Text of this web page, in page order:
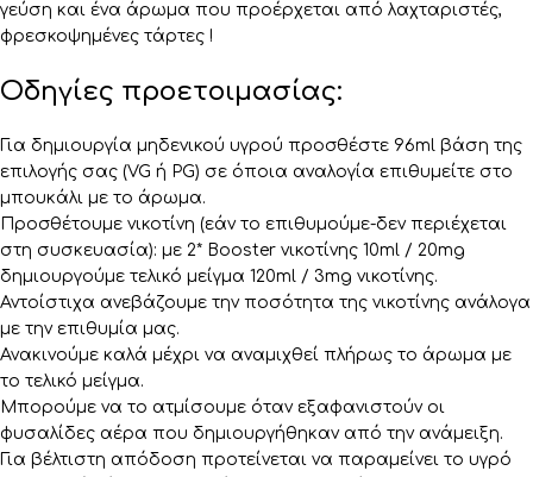
γεύση και ένα άρωμα που προέρχεται από λαχταριστές,
φρεσκοψημένες τάρτες !
Οδηγίες προετοιμασίας:
Για δημιουργία μηδενικού υγρού προσθέστε 96ml βάση της
επιλογής σας (VG ή PG) σε όποια αναλογία επιθυμείτε στο
μπουκάλι με το άρωμα.
Προσθέτουμε νικοτίνη (εάν το επιθυμούμε-δεν περιέχεται
στη συσκευασία): με 2* Booster νικοτίνης 10ml / 20mg
δημιουργούμε τελικό μείγμα 120ml / 3mg νικοτίνης.
Αντοίστιχα ανεβάζουμε την ποσότητα της νικοτίνης ανάλογα
με την επιθυμία μας.
Ανακινούμε καλά μέχρι να αναμιχθεί πλήρως το άρωμα με
το τελικό μείγμα.
Μπορούμε να το ατμίσουμε όταν εξαφανιστούν οι
φυσαλίδες αέρα που δημιουργήθηκαν από την ανάμειξη.
Για βέλτιστη απόδοση προτείνεται να παραμείνει το υγρό